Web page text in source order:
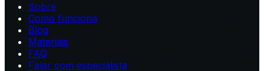
Sobre
Como funciona
Blog
Materiais
FAQ
Falar com especialista